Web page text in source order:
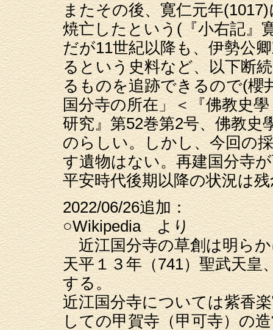
またその後、寛仁元年
焼亡したという(『小右記』
だが11世紀以降も、伊勢公
るという史料など、以下断
るものを追跡できるので(櫻
国分寺の所在」＜『佛教史學
研究』第52巻第2号、佛教
のらしい。しかし、今回の
す遺物はない。再建国分寺
平安時代後期以降の状況は
2022/06/26追加：
○Wikipedia より
近江国分寺の草創は明らか
天平１３年（741）聖武天皇
する。
近江国分寺については紫香
しての甲賀寺（甲可寺）の